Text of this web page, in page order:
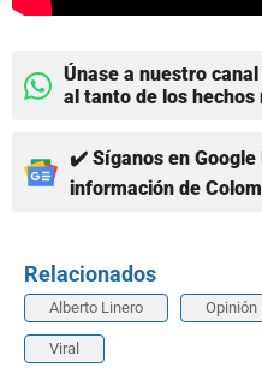
Únase a nuestro
al tanto de los hechos
✔️ Síganos en Google
información de
Relacionados
Alberto Linero Opinión
Viral